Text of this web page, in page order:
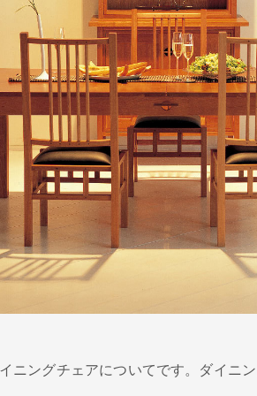
ニングチェアについてです。ダイニ